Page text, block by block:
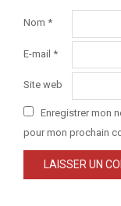
Nom *
E-mail *
Site web
Enregistrer mon
pour mon prochain